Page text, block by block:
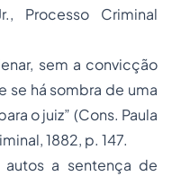
Processo Criminal
sem a convicção
se há sombra de uma
o juiz” (Cons. Paula
1882, p. 147.
autos a sentença de